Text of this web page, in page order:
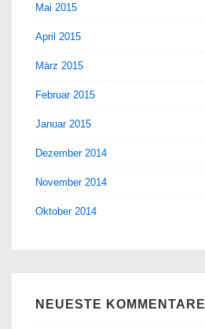
Mai 2015
April 2015
März 2015
Februar 2015
Januar 2015
Dezember 2014
November 2014
Oktober 2014
NEUESTE KOMMENTARE